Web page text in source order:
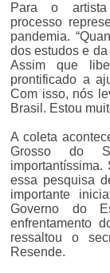
Para o artista
processo
pandemia.
dos estudos e
Assim que
prontificado a
Com isso, nós
Brasil. Estou
A coleta
Grosso do
essa pesquisa
importante
Governo do
enfrentamento
ressaltou o
Resende.